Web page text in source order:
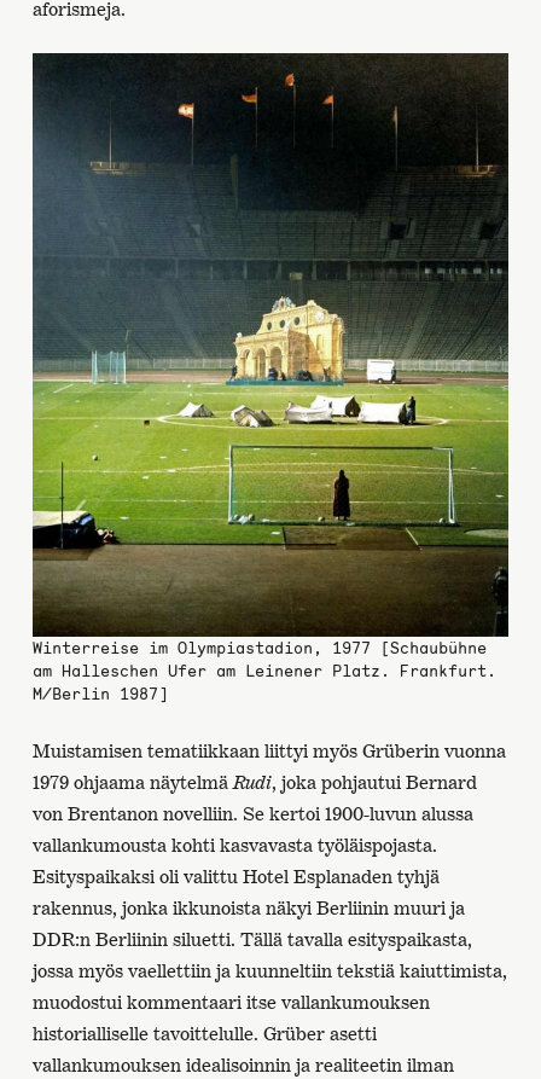
aforismeja.
Winterreise im Olympiastadion, 1977 [Schaubühne
am Halleschen Ufer am Leinener Platz. Frankfurt.
M/Berlin 1987]
Muistamisen tematiikkaan liittyi myös Grüberin vuonna
1979 ohjaama näytelmä Rudi, joka pohjautui Bernard
von Brentanon novelliin. Se kertoi 1900-luvun alussa
vallankumousta kohti kasvavasta työläispojasta.
Esityspaikaksi oli valittu Hotel Esplanaden tyhjä
rakennus, jonka ikkunoista näkyi Berliinin muuri ja
DDR:n Berliinin siluetti. Tällä tavalla esityspaikasta,
jossa myös vaellettiin ja kuunneltiin tekstiä kaiuttimista,
muodostui kommentaari itse vallankumouksen
historialliselle tavoittelulle. Grüber asetti
vallankumouksen idealisoinnin ja realiteetin ilman